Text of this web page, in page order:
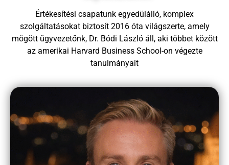
Értékesítési csapatunk egyedülálló, komplex
szolgáltatásokat biztosít 2016 óta világszerte, amely
mögött ügyvezetőnk, Dr. Bódi László áll, aki többet között
az amerikai Harvard Business School-on végezte
tanulmányait